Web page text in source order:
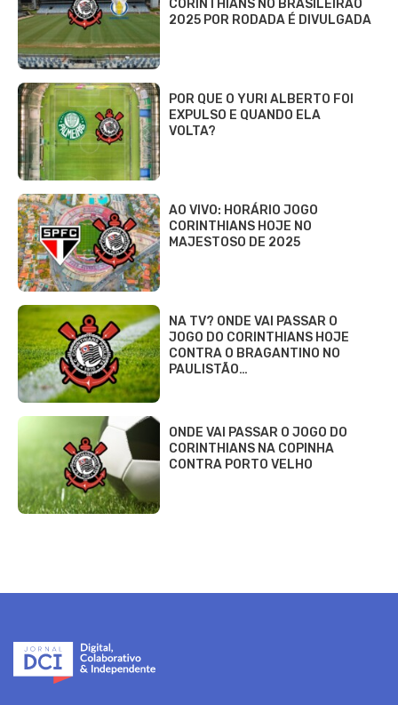
CORINTHIANS NO BRASILEIRÃO
2025 POR RODADA É DIVULGADA
POR QUE O YURI ALBERTO FOI
EXPULSO E QUANDO ELA
VOLTA?
AO VIVO: HORÁRIO JOGO
CORINTHIANS HOJE NO
MAJESTOSO DE 2025
NA TV? ONDE VAI PASSAR O
JOGO DO CORINTHIANS HOJE
CONTRA O BRAGANTINO NO
PAULISTÃO…
ONDE VAI PASSAR O JOGO DO
CORINTHIANS NA COPINHA
CONTRA PORTO VELHO